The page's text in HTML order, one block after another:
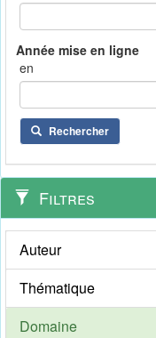
en
Rechercher
Filtres
Auteur
Thématique
Domaine